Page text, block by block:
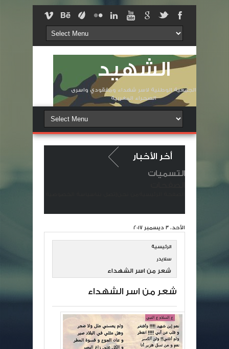
الشهيد
الجمعية الوطنية لاسر شهداء ومفقودي واسرى
الصحراء المغربية
أخر الأخبار
في وفاة المشمولة برحمته السيدة الزهرة لولانتي أرملة الشهيد لقويسمي
التسميات
الأحد، 3 ديسمبر 2017
الرئيسية
سلايدر
شعر من اسر الشهداء
شعر من اسر الشهداء